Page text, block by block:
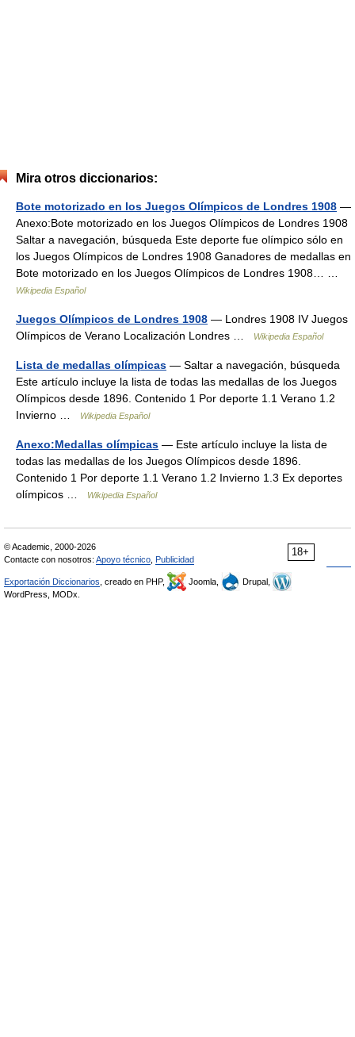
Mira otros diccionarios:
Bote motorizado en los Juegos Olímpicos de Londres 1908 —
Anexo:Bote motorizado en los Juegos Olímpicos de Londres 1908
Saltar a navegación, búsqueda Este deporte fue olímpico sólo en
los Juegos Olímpicos de Londres 1908 Ganadores de medallas en
Bote motorizado en los Juegos Olímpicos de Londres 1908… …
Wikipedia Español
Juegos Olímpicos de Londres 1908 — Londres 1908 IV Juegos
Olímpicos de Verano Localización Londres …
Wikipedia Español
Lista de medallas olímpicas — Saltar a navegación, búsqueda
Este artículo incluye la lista de todas las medallas de los Juegos
Olímpicos desde 1896. Contenido 1 Por deporte 1.1 Verano 1.2
Invierno …
Wikipedia Español
Anexo:Medallas olímpicas — Este artículo incluye la lista de
todas las medallas de los Juegos Olímpicos desde 1896.
Contenido 1 Por deporte 1.1 Verano 1.2 Invierno 1.3 Ex deportes
olímpicos …
Wikipedia Español
18+
© Academic, 2000-2026
Contacte con nosotros: Apoyo técnico Publicidad
Exportación Diccionarios , creado en PHP, Joomla,
Drupal,
WordPress, MODx.